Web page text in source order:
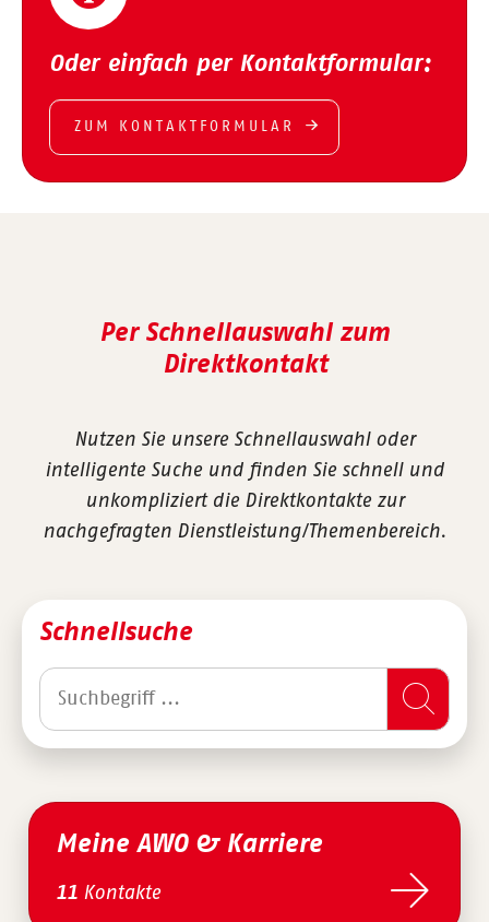
Oder einfach per Kontaktformular:
ZUM KONTAKTFORMULAR
Per Schnellauswahl zum
Direktkontakt
Nutzen Sie unsere Schnellauswahl oder
intelligente Suche und finden Sie schnell und
unkompliziert die Direktkontakte zur
nachgefragten Dienstleistung/Themenbereich.
Schnellsuche
Meine AWO & Karriere
11 Kontakte